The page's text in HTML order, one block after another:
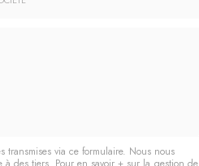
transmises via ce formulaire. Nous nous